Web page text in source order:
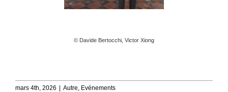
© Davide Bertocchi, Victor Xiong
mars 4th, 2026 | Autre Evénements